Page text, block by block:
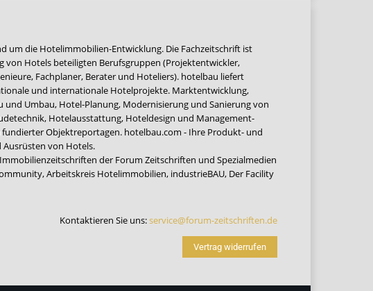
um die Hotelimmobilien-Entwicklung. Die Fachzeitschrift ist
von Hotels beteiligten Berufsgruppen (Projektentwickler,
Fachplaner, Berater und Hoteliers). hotelbau liefert
und internationale Hotelprojekte. Marktentwicklung,
Umbau, Hotel-Planung, Modernisierung und Sanierung von
Hotelausstattung, Hoteldesign und Management-
Objektreportagen. hotelbau.com - Ihre Produkt- und
Ausrüsten von Hotels.
der Forum Zeitschriften und Spezialmedien
,Arbeitskreis Hotelimmobilien, industrieBAU, Der Facility
Kontaktieren Sie uns:service@forum-zeitschriften.de
Vertrag widerrufen